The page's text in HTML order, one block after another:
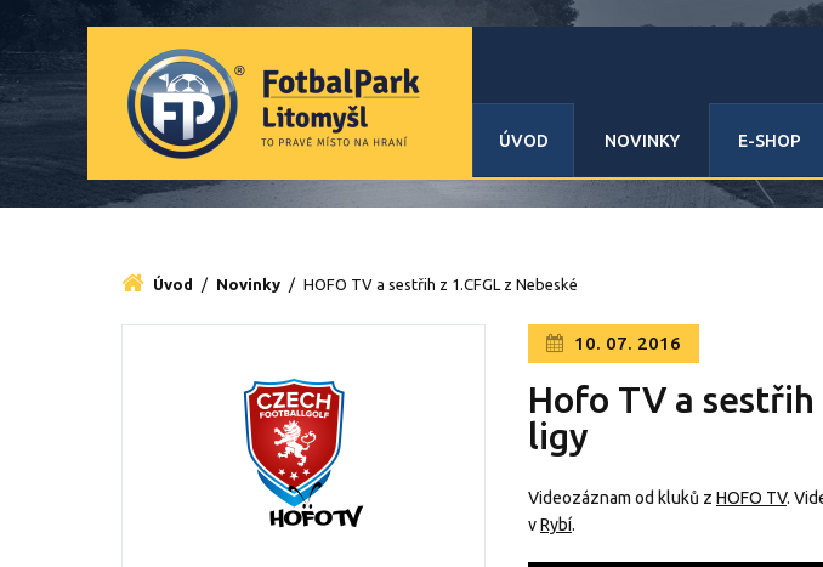
ÚVOD NOVINKY E-SHOP
Úvod / Novinky / HOFO TV a sestřih z 1.CFGL z Nebeské
10. 07. 2016
Hofo TV a
ligy
Videozáznam od kluků z HOFO TV.
vRybí.